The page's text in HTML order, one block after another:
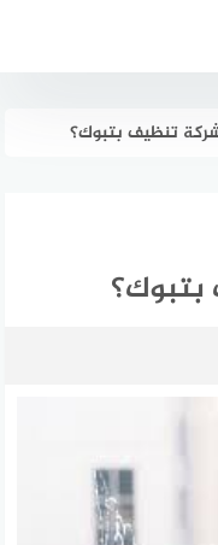
شركة تنظيف بتبوك؟
بتبوك؟